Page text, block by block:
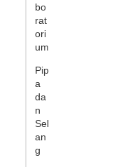
bo
rat
ori
um
Pip
a
da
n
Sel
an
g